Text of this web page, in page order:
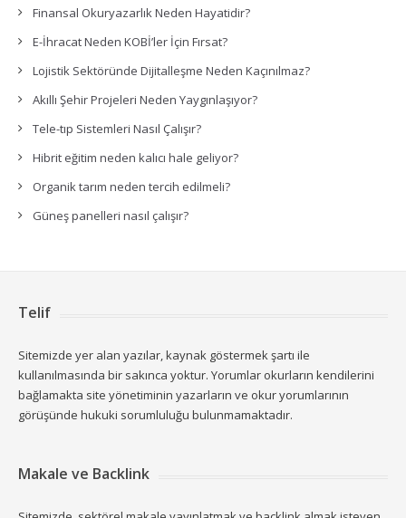
Finansal Okuryazarlık Neden Hayatidir?
E-İhracat Neden KOBİ’ler İçin Fırsat?
Lojistik Sektöründe Dijitalleşme Neden Kaçınılmaz?
Akıllı Şehir Projeleri Neden Yaygınlaşıyor?
Tele-tıp Sistemleri Nasıl Çalışır?
Hibrit eğitim neden kalıcı hale geliyor?
Organik tarım neden tercih edilmeli?
Güneş panelleri nasıl çalışır?
Telif
Sitemizde yer alan yazılar, kaynak göstermek şartı ile
kullanılmasında bir sakınca yoktur. Yorumlar okurların kendilerini
bağlamakta site yönetiminin yazarların ve okur yorumlarının
görüşünde hukuki sorumluluğu bulunmamaktadır.
Makale ve Backlink